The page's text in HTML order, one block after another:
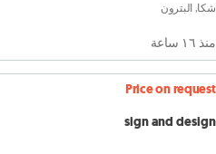
شكا, البترون
منذ ١٦ ساعة
Price on request
sign and design